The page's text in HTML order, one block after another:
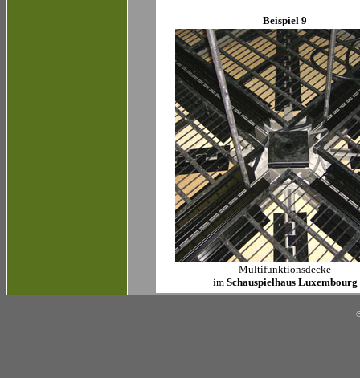
Beispiel 9
Multifunktionsdecke
im Schauspielhaus Luxembourg